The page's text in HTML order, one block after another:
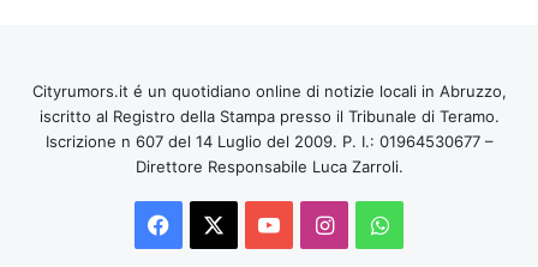
Cityrumors.it é un quotidiano online di notizie locali in Abruzzo,
iscritto al Registro della Stampa presso il Tribunale di Teramo.
Iscrizione n 607 del 14 Luglio del 2009. P. I.: 01964530677 –
Direttore Responsabile Luca Zarroli.
Facebook
You InstagramWhatsApp